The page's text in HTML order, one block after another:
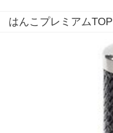
はんこプレミアムTOP